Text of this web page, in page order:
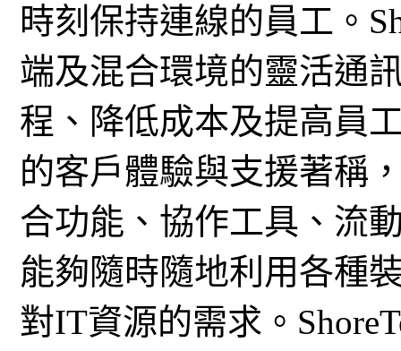
時刻保持連線的員工。
端及混合環境的靈活通
程、降低成本及提高員
的客戶體驗與支援著稱
合功能、協作工具、流
能夠隨時隨地利用各種
對IT資源的需求。